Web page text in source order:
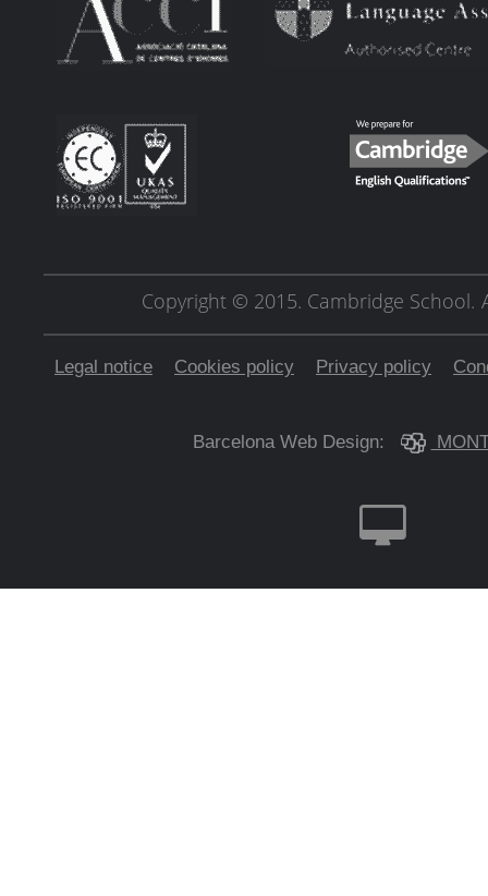
Copyright © 2015. Cambridge School.
Legal notice Cookies policy Privacy policy
Barcelona Web Design: